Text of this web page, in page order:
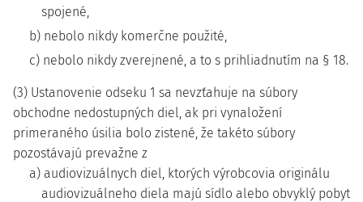
spojené,
b) nebolo nikdy komerčne použité,
c) nebolo nikdy zverejnené, a to s prihliadnutím na § 18.
(3) Ustanovenie odseku 1 sa nevzťahuje na súbory
obchodne nedostupných diel, ak pri vynaložení
primeraného úsilia bolo zistené, že takéto súbory
pozostávajú prevažne z
a) audiovizuálnych diel, ktorých výrobcovia originálu
audiovizuálneho diela majú sídlo alebo obvyklý pobyt